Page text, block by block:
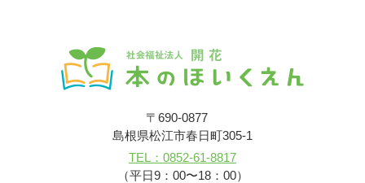
〒690-0877
島根県松江市春日町305-1
TEL：0852-61-8817
（平日9：00〜18：00）